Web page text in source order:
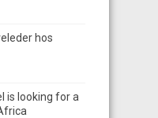
hos
is looking for a